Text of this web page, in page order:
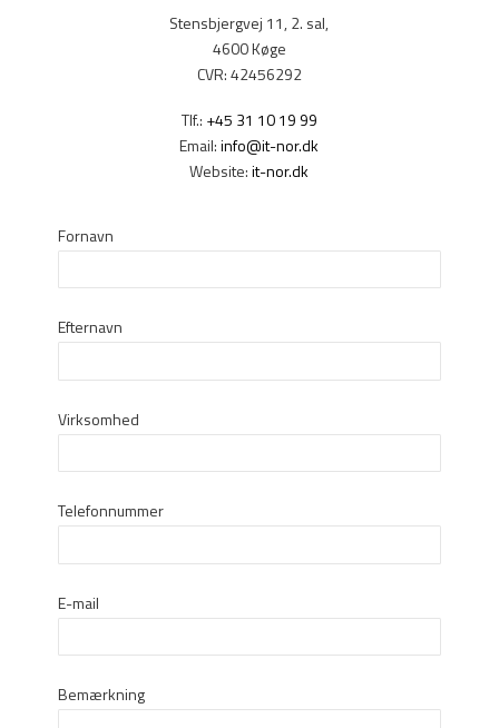
Stensbjergvej 11, 2. sal,
4600 Køge
CVR: 42456292
Tlf.: +45 31 10 19 99
Email:info@it-nor.dk
Website:it-nor.dk
Fornavn
Efternavn
Virksomhed
Telefonnummer
E-mail
Bemærkning